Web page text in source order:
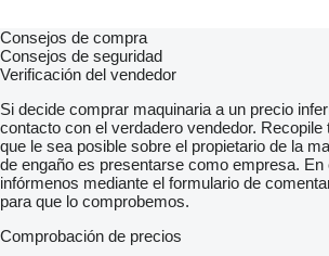
Consejos de compra
Consejos de seguridad
Verificación del vendedor
Si decide comprar maquinaria a un precio
contacto con el verdadero vendedor. Recopile
que le sea posible sobre el propietario de la
de engaño es presentarse como empresa.
infórmenos mediante el formulario de
para que lo comprobemos.
Comprobación de precios